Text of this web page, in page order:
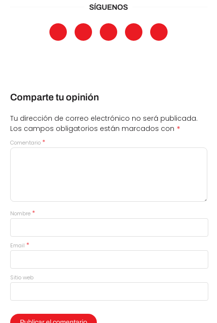
SÍGUENOS
Comparte tu opinión
Tu dirección de correo electrónico no será publicada.
Los campos obligatorios están marcados con *
Comentario *
Nombre *
Email *
Sitio web